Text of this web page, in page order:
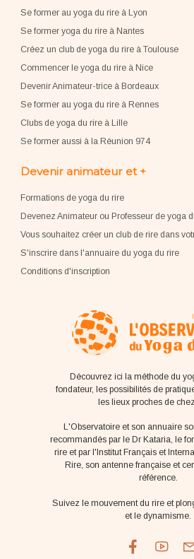
Se former au yoga du rire à Lyon
Se former yoga du rire à Nantes
Créez un club de yoga du rire à Toulouse
Commencer le yoga du rire à Nice
Devenir Animateur-trice à Bordeaux
Se former au yoga du rire à Rennes
Clubs de yoga du rire à Lille
Se former aussi à la Réunion 974
Devenir animateur et +
Formations de yoga du rire
Devenez Animateur ou Professeur de yoga
Vous souhaitez créer un club de rire dans
S'inscrire dans l'annuaire du yoga du rire
Conditions d'inscription
Découvrez ici la méthode du
fondateur, les possibilités de
les lieux proches de
L'Observatoire et son annuaire
recommandés par le Dr Kataria, le
rire et par l'Institut Français et
Rire, son antenne française et
référence.
Suivez le mouvement du rire et
et le dynamisme.